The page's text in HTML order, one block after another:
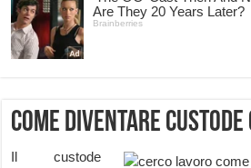
Come diventare
Il custode